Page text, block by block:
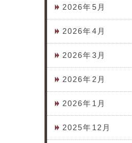
2026年5月
2026年4月
2026年3月
2026年2月
2026年1月
2025年12月